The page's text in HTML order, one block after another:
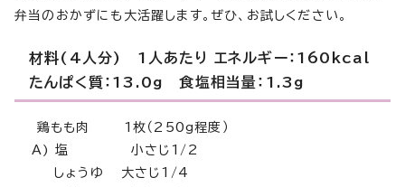
弁当のおかずにも大活躍します。ぜひ、お試しください。
材料(4人分) 1人あたり エネルギー：160kcal
たんぱく質：13.0g 食塩相当量：1.3g
鶏もも肉 1枚（250g程度）
A) 塩 小さじ1/2
しょうゆ 大さじ1/4